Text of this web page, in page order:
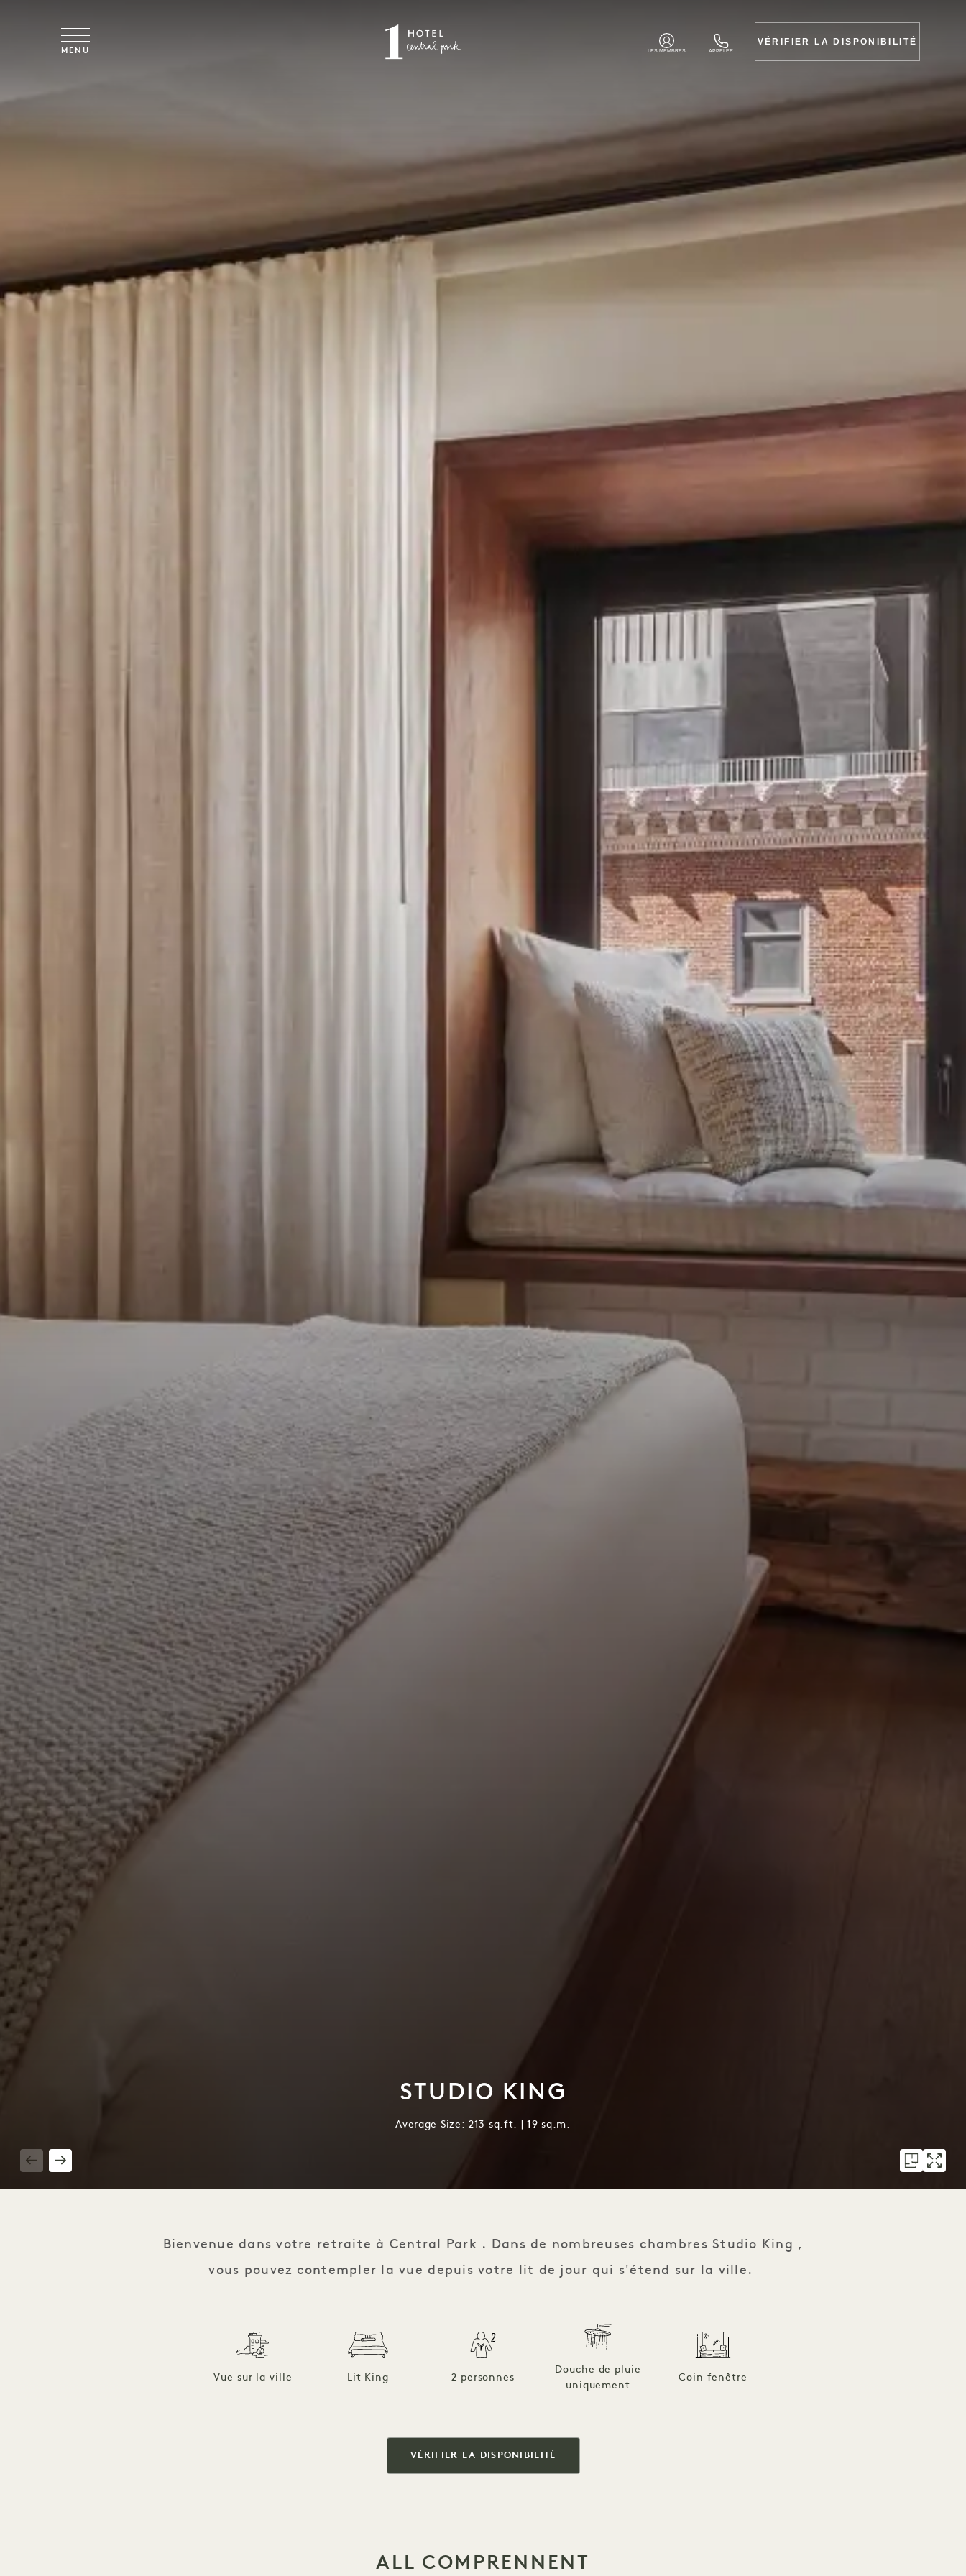
MENU LES MEMBRES APPELER
VÉRIFIER LA DISPONIBILITÉ
STUDIO KING
Average Size: 213 sq.ft. | 19 sq.m.
Bienvenue dans votre retraite à Central Park . Dans de nombreuses chambres Studio King ,
vous pouvez contempler la vue depuis votre lit de jour qui s'étend sur la ville.
Vue sur la ville Lit King 2 personnes
Douche de pluie
uniquement
Coin fenêtre
VÉRIFIER LA DISPONIBILITÉ
ALL COMPRENNENT